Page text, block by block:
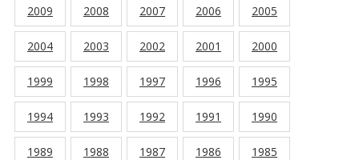
2009 2008 2007 2006 2005
2004 2003 2002 2001 2000
1999 1998 1997 1996 1995
1994 1993 1992 1991 1990
1989 1988 1987 1986 1985